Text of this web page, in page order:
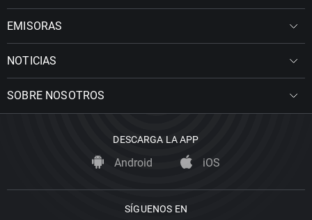
EMISORAS
NOTICIAS
SOBRE NOSOTROS
DESCARGA LA APP
Android iOS
SÍGUENOS EN